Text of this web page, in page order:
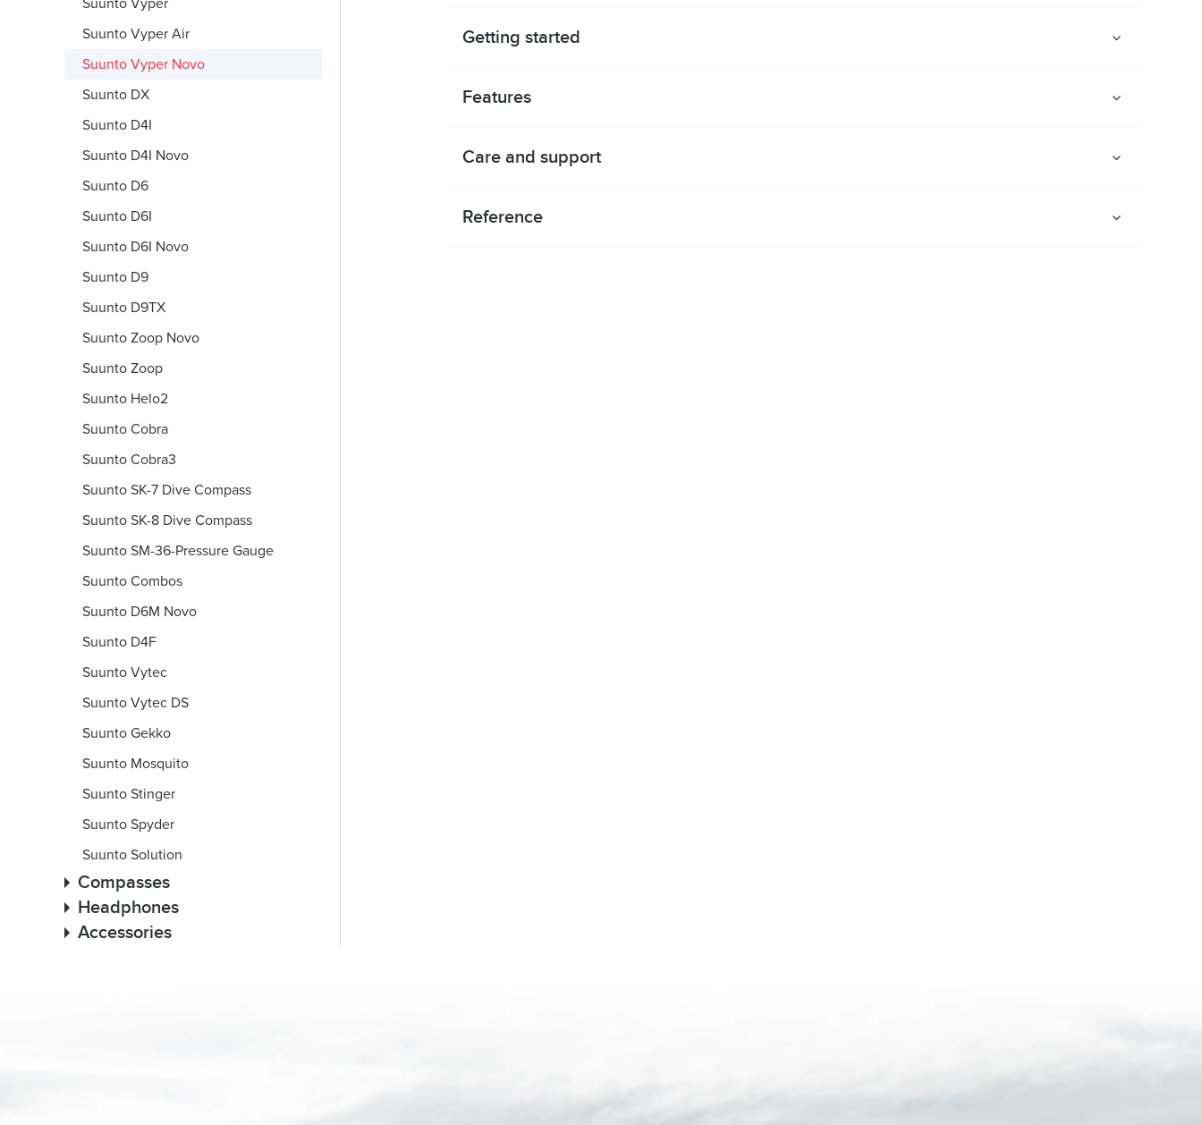
Suunto Vyper
Suunto Vyper Air
Suunto Vyper Novo
Suunto DX
Suunto D4I
Suunto D4I Novo
Suunto D6
Suunto D6I
Suunto D6I Novo
Suunto D9
Suunto D9TX
Suunto Zoop Novo
Suunto Zoop
Suunto Helo2
Suunto Cobra
Suunto Cobra3
Suunto SK-7 Dive Compass
Suunto SK-8 Dive Compass
Suunto SM-36-Pressure Gauge
Suunto Combos
Suunto D6M Novo
Suunto D4F
Suunto Vytec
Suunto Vytec DS
Suunto Gekko
Suunto Mosquito
Suunto Stinger
Suunto Spyder
Suunto Solution
Compasses
Headphones
Accessories
Getting started
Features
Care and support
Reference